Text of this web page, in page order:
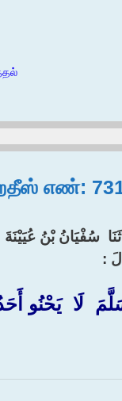
எண்:
‏سُفْيَانُ بْنُ
:‏‏
‏لَا ‏ ‏يَحْنُو